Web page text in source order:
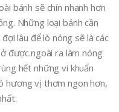
bánh sẽ chín nhanh hơn
Những loại bánh cần
lâu để lò nóng sẽ là các
được.ngoài ra làm nóng
hết những vi khuẩn
hương vị thơm ngon hơn,